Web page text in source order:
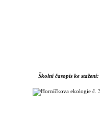
Školní časopis ke stažení: